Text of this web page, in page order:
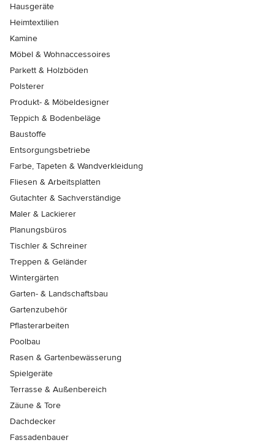
Hausgeräte
Heimtextilien
Kamine
Möbel & Wohnaccessoires
Parkett & Holzböden
Polsterer
Produkt- & Möbeldesigner
Teppich & Bodenbeläge
Baustoffe
Entsorgungsbetriebe
Farbe, Tapeten & Wandverkleidung
Fliesen & Arbeitsplatten
Gutachter & Sachverständige
Maler & Lackierer
Planungsbüros
Tischler & Schreiner
Treppen & Geländer
Wintergärten
Garten- & Landschaftsbau
Gartenzubehör
Pflasterarbeiten
Poolbau
Rasen & Gartenbewässerung
Spielgeräte
Terrasse & Außenbereich
Zäune & Tore
Dachdecker
Fassadenbauer